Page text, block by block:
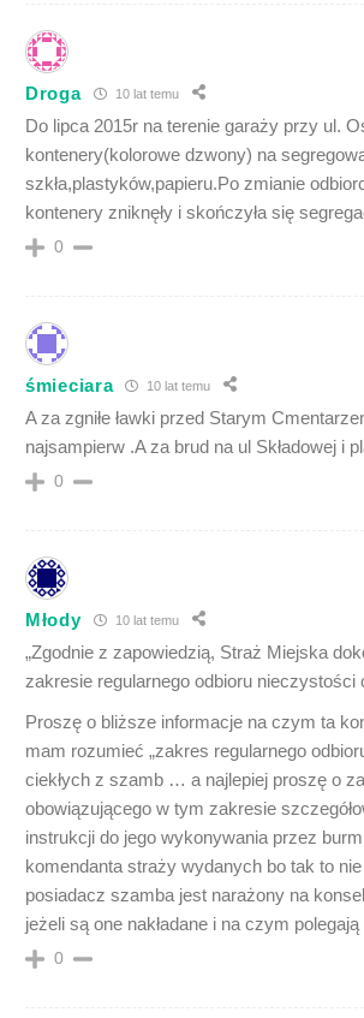
Droga 10 lat temu
Do lipca 2015r na terenie garaży przy ul.
kontenery(kolorowe dzwony) na
szkła,plastyków,papieru.Po zmianie
kontenery zniknęły i skończyła się
0
śmieciara 10 lat temu
A za zgniłe ławki przed Starym
najsampierw .A za brud na ul Składowej i
0
Młody 10 lat temu
„Zgodnie z zapowiedzią, Straż Miejska
zakresie regularnego odbioru nieczystości
Proszę o bliższe informacje na czym ta
mam rozumieć „zakres regularnego
ciekłych z szamb … a najlepiej proszę o
obowiązującego w tym zakresie
instrukcji do jego wykonywania przez
komendanta straży wydanych bo tak to
posiadacz szamba jest narażony na
jeżeli są one nakładane i na czym
0